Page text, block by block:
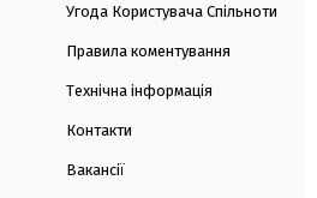
Угода Користувача Спільноти
Правила коментування
Технічна інформація
Контакти
Вакансії